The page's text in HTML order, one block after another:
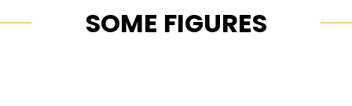
SOME FIGURES